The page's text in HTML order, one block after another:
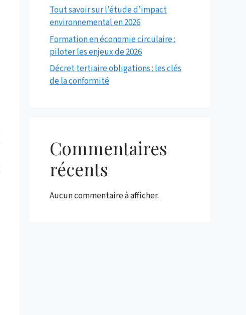
Tout savoir sur l’étude d’impact
environnemental en 2026
Formation en économie circulaire :
piloter les enjeux de 2026
Décret tertiaire obligations : les clés
de la conformité
Commentaires
récents
Aucun commentaire à afficher.